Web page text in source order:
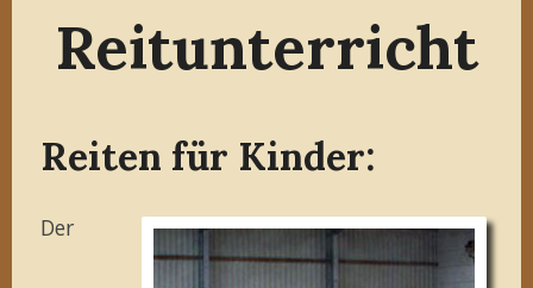
Reitunterricht
Reiten für Kinder:
Der